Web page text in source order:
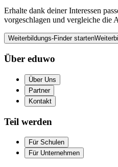
Erhalte dank deiner Interessen
vorgeschlagen und vergleiche die
Weiterbildungs-Finder starten
Über eduwo
Über Uns
Partner
Kontakt
Teil werden
Für Schulen
Für Unternehmen